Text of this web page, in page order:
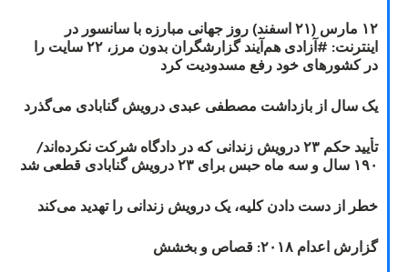
۱۲ مارس (۲۱ اسفند) روز جهانی مبارزه با سانسور در
اینترنت: #آزادی هم‌آیند گزارشگران‌ بدون مرز، ۲۲ سایت را
در کشورهای خود رفع مسدودیت کرد
یک سال از بازداشت مصطفی عبدی درویش گنابادی می‌گذرد
تأیید حکم ۲۳ درویش زندانی که در دادگاه شرکت نکرده‌اند/
۱۹۰ سال و سه ماه حبس برای ۲۳ درویش گنابادی قطعی شد
خطر از دست دادن کلیه، یک درویش زندانی را تهدید می‌کند
گزارش اعدام ۲۰۱۸: قصاص و بخشش